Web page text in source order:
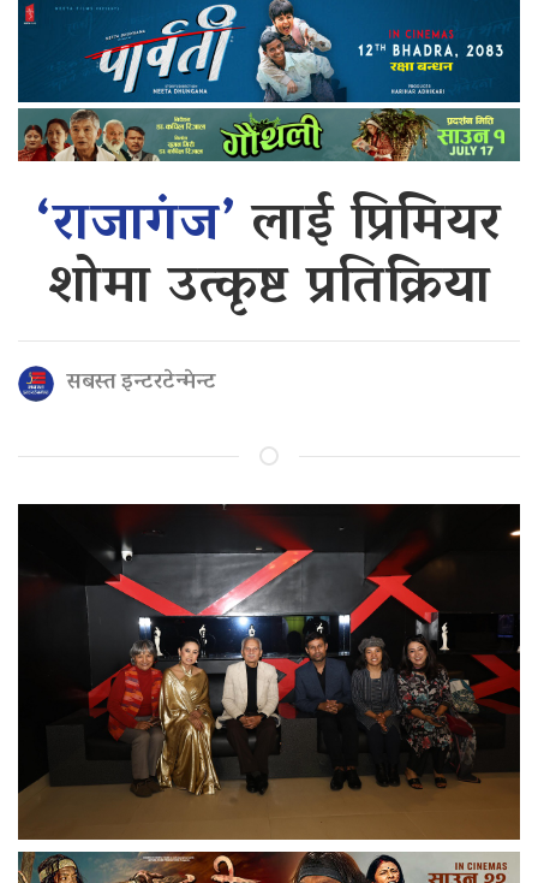
‘राजागंज’लाई प्रिमियर
शोमा उत्कृष्ट प्रतिक्रिया
सबस्त इन्टरटेन्मेन्ट